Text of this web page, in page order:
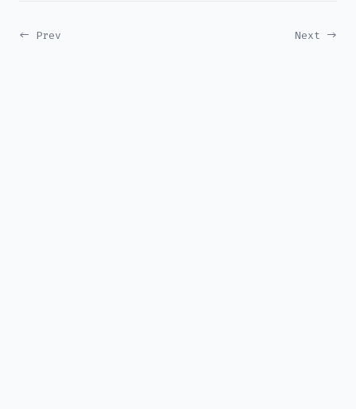
← Prev Next →